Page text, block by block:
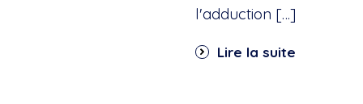
l'adduction […]
Lire la suite